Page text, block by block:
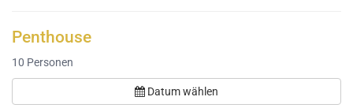
Penthouse
10 Personen
Datum wählen